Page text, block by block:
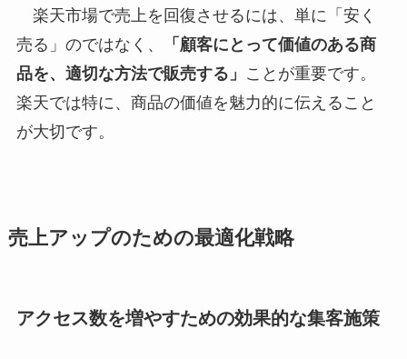
楽天市場で売上を回復させるには、単に「安く
売る」のではなく、
「顧客にとって価値のある商
品を、適切な方法で販売する」 ことが重要です。
楽天では特に、商品の価値を魅力的に伝えること
が大切です。
売上アップのための最適化戦略
アクセス数を増やすための効果的な集客施策